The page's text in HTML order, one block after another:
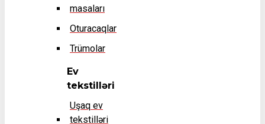
masaları
Oturacaqlar
Trümolar
Ev
tekstilləri
Uşaq ev
tekstilləri